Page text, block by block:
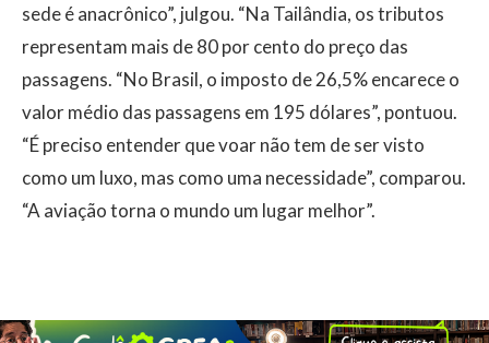
sede é anacrônico”, julgou. “Na Tailândia, os tributos
representam mais de 80 por cento do preço das
passagens. “No Brasil, o imposto de 26,5% encarece o
valor médio das passagens em 195 dólares”, pontuou.
“É preciso entender que voar não tem de ser visto
como um luxo, mas como uma necessidade”, comparou.
“A aviação torna o mundo um lugar melhor”.